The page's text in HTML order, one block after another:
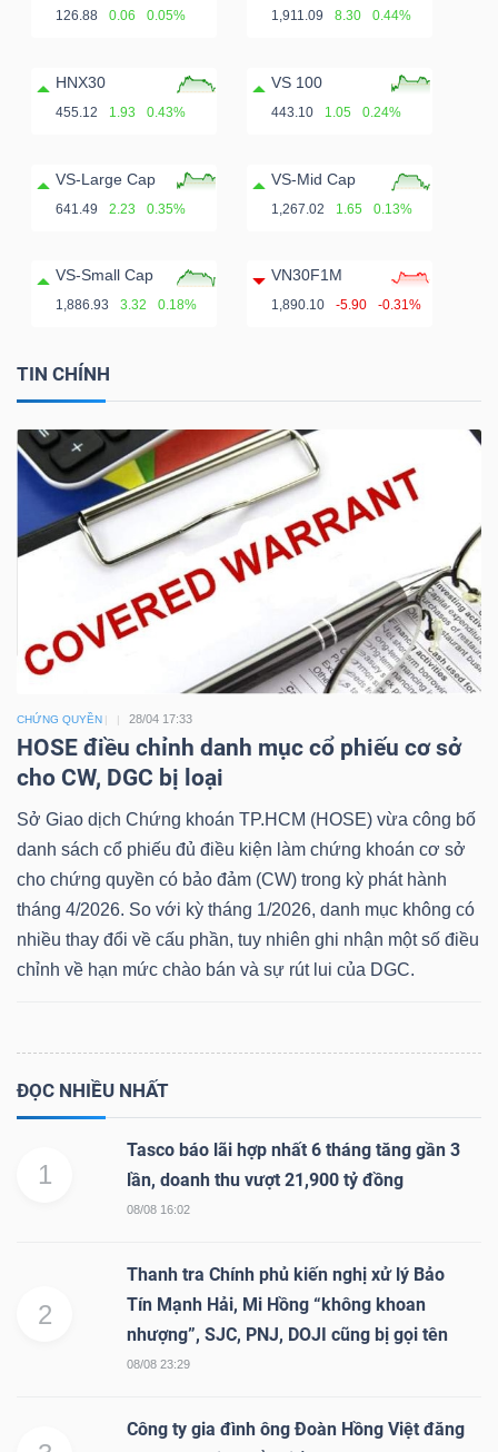
126.88 0.06 0.05% 1,911.09 8.30 0.44%
HNX30
455.12 1.93 0.43%
VS 100
443.10 1.05 0.24%
VS-Large Cap
641.49 2.23 0.35%
VS-Mid Cap
1,267.02 1.65 0.13%
VS-Small Cap
1,886.93 3.32 0.18%
VN30F1M
1,890.10 -5.90 -0.31%
TIN CHÍNH
CHỨNG QUYỀN 28/04 17:33
HOSE điều chỉnh danh mục cổ phiếu cơ sở
cho CW, DGC bị loại
Sở Giao dịch Chứng khoán TP.HCM (HOSE) vừa công bố
danh sách cổ phiếu đủ điều kiện làm chứng khoán cơ sở
cho chứng quyền có bảo đảm (CW) trong kỳ phát hành
tháng 4/2026. So với kỳ tháng 1/2026, danh mục không có
nhiều thay đổi về cấu phần, tuy nhiên ghi nhận một số điều
chỉnh về hạn mức chào bán và sự rút lui của DGC.
ĐỌC NHIỀU NHẤT
1
Tasco báo lãi hợp nhất 6 tháng tăng gần 3
lần, doanh thu vượt 21,900 tỷ đồng
08/08 16:02
2
Thanh tra Chính phủ kiến nghị xử lý Bảo
Tín Mạnh Hải, Mi Hồng “không khoan
nhượng”, SJC, PNJ, DOJI cũng bị gọi tên
08/08 23:29
Công ty gia đình ông Đoàn Hồng Việt đăng
vụ
Sách
chính
đầu
tư
Truyền
thông
tài
chính
Dữ
liệu
tài